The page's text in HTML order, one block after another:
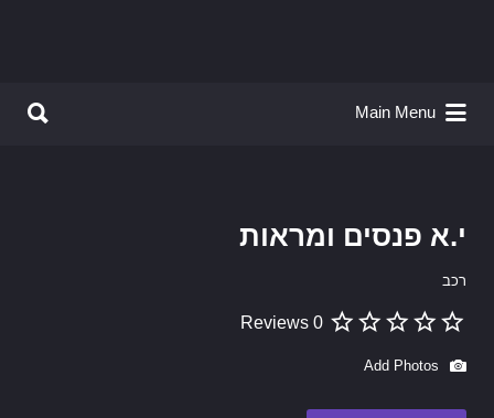
Main Menu
י.א פנסים ומראות
רכב
0 Reviews